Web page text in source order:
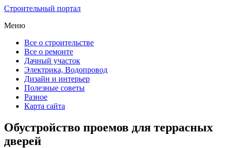
Строительный портал
Меню
Все о строительстве
Все о ремонте
Дачный участок
Электрика, Водопровод
Дизайн и интерьер
Полезные советы
Разное
Карта сайта
Обустройство проемов для террасных
дверей